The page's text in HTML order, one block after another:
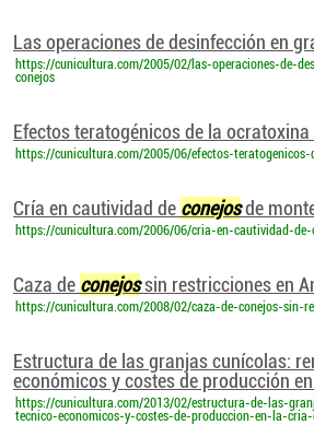
Las operaciones de desinfección en
https://cunicultura.com/2005/02/las-operaciones-de-
conejos
Efectos teratogénicos de la ocratoxina
https://cunicultura.com/2005/06/efectos-
Cría en cautividad de conejosde
https://cunicultura.com/2006/06/cria-en-cautividad-de-
Caza de conejossin restricciones en
https://cunicultura.com/2008/02/caza-de-conejos-sin-
Estructura de las granjas cunícolas:
económicos y costes de producción
https://cunicultura.com/2013/02/estructura-de-las-
tecnico-economicos-y-costes-de-produccion-en-la-